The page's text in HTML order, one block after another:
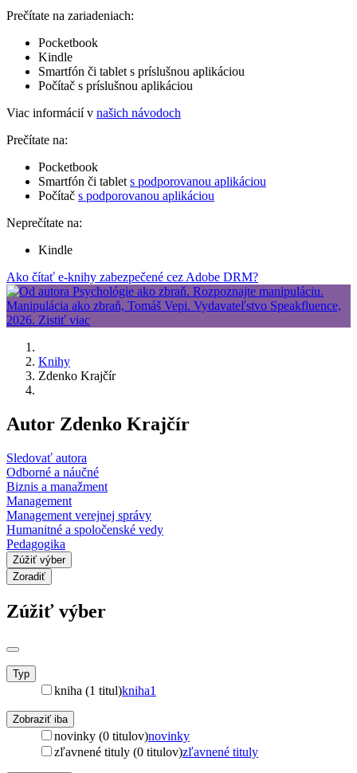
Prečítate na zariadeniach:
Pocketbook
Kindle
Smartfón či tablet s príslušnou aplikáciou
Počítač s príslušnou aplikáciou
Viac informácií v našich návodoch
Prečítate na:
Pocketbook
Smartfón či tablet s podporovanou aplikáciou
Počítač s podporovanou aplikáciou
Neprečítate na:
Kindle
Ako čítať e-knihy zabezpečené cez Adobe DRM?
Knihy
Zdenko Krajčír
Autor Zdenko Krajčír
Sledovať autora
Odborné a náučné
Biznis a manažment
Management
Management verejnej správy
Humanitné a spoločenské vedy
Pedagogika
Zúžiť výber
Zoradiť
Zúžiť výber
Typ
kniha (1 titul)kniha1
Zobraziť iba
novinky (0 titulov)novinky
zľavnené tituly (0 titulov)zľavnené tituly